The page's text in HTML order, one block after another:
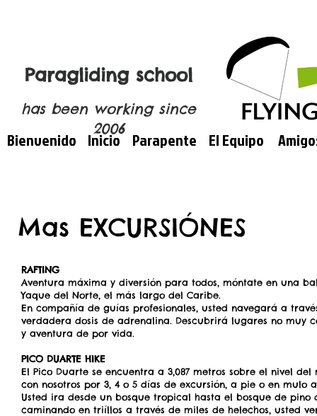
Paragliding school
has been working since
2006
Bienvenido Inicio Parapente El Equipo
Mas EXCURSIÓNES
RAFTING
Aventura máxima y diversión para todos, móntate en una
Yaque del Norte, el más largo del Caribe.
En compañía de guías profesionales, usted navegará a
verdadera dosis de adrenalina. Descubrirá lugares no muy
y aventura de por vida.
PICO DUARTE HIKE
El Pico Duarte se encuentra a 3,087 metros sobre el nivel
con nosotros por 3, 4 o 5 días de excursión, a pie o en mulo
Usted ira desde un bosque tropical hasta el bosque de pino
caminando en triíllos a través de miles de helechos, usted